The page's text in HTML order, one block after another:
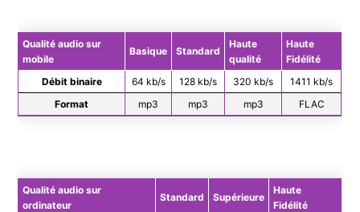
Qualité audio sur
mobile
Basique Standard
Haute
qualité
Haute
Fidélité
Débit binaire
64 kb/s 128 kb/s 320 kb/s
1411 kb/s
Format
mp3 mp3 mp3 FLAC
Qualité audio sur
ordinateur
Standard Supérieure
Haute
Fidélité